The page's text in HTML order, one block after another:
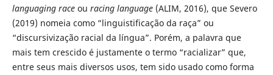
languaging raceou racing language(ALIM, 2016), que Severo
(2019) nomeia como “linguistificação da raça” ou
“discursivização racial da língua”. Porém, a palavra que
mais tem crescido é justamente o termo “racializar” que,
entre seus mais diversos usos, tem sido usado como forma